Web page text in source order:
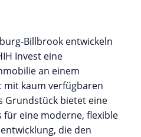
Billbrook entwickeln
Invest eine
an einem
kaum verfügbaren
Grundstück bietet eine
für eine moderne, flexible
die den